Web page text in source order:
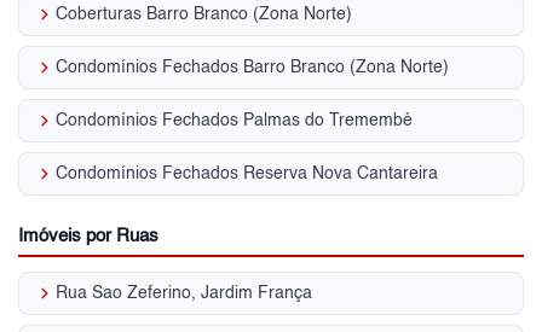
keyboard_arrow_right Coberturas Barro Branco (Zona Norte)
keyboard_arrow_right Condomínios Fechados Barro Branco (Zona Norte)
keyboard_arrow_right Condomínios Fechados Palmas do Tremembé
keyboard_arrow_right Condomínios Fechados Reserva Nova Cantareira
Imóveis por Ruas
keyboard_arrow_right Rua Sao Zeferino, Jardim França